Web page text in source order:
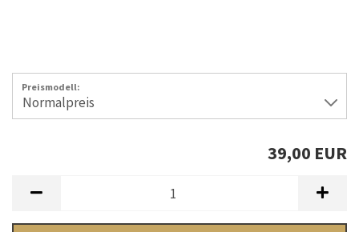
Preismodell:
39,00 EUR